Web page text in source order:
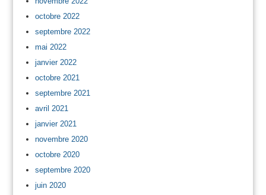
octobre 2022
septembre 2022
mai 2022
janvier 2022
octobre 2021
septembre 2021
avril 2021
janvier 2021
novembre 2020
octobre 2020
septembre 2020
juin 2020